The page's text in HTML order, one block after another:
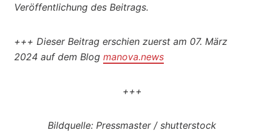
Veröffentlichung des Beitrags.
+++ Dieser Beitrag erschien zuerst am 07. März
2024 auf dem Blog manova.news
+++
Bildquelle: Pressmaster / shutterstock